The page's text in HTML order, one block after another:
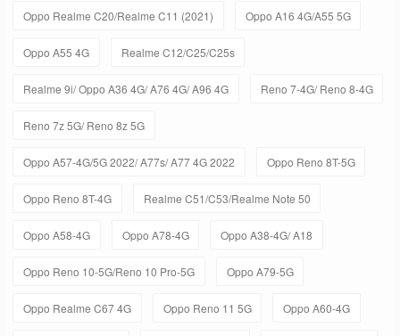
Oppo Realme C20/Realme C11 (2021) Oppo A16 4G/A55 5G
Oppo A55 4G Realme C12/C25/C25s
Realme 9i/ Oppo A36 4G/ A76 4G/ A96 4G Reno 7-4G/ Reno 8-4G
Reno 7z 5G/ Reno 8z 5G
Oppo A57-4G/5G 2022/ A77s/ A77 4G 2022 Oppo Reno 8T-5G
Oppo Reno 8T-4G Realme C51/C53/Realme Note 50
Oppo A58-4G Oppo A78-4G Oppo A38-4G/ A18
Oppo Reno 10-5G/Reno 10 Pro-5G Oppo A79-5G
Oppo Realme C67 4G Oppo Reno 11 5G Oppo A60-4G